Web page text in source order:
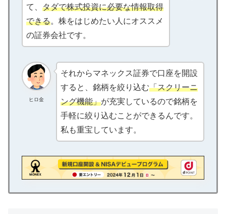
て、 タダで株式投資に必要な情報取得
できる。株をはじめたい人にオススメ
の証券会社です。
ヒロ金
それからマネックス証券で口座を開設
すると、銘柄を絞り込む「スクリーニ
ング機能」が充実しているので銘柄を
手軽に絞り込むことができるんです。
私も重宝しています。